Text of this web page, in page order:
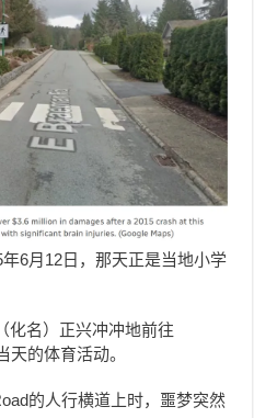
6月12日，那天正是当地小学
化名）正兴冲冲地前往
天的体育活动。
的人行横道上时，噩梦突然